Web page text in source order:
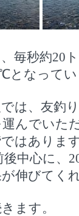
毎秒約20
となって
は、友釣
んでいた
はありま
後中心に、
伸びてく
ます。